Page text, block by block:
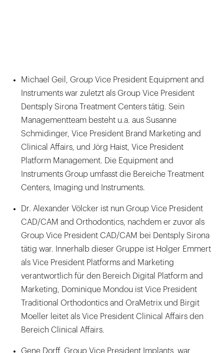
Michael Geil, Group Vice President Equipment and
Instruments war zuletzt als Group Vice President
Dentsply Sirona Treatment Centers tätig. Sein
Managementteam besteht u.a. aus Susanne
Schmidinger, Vice President Brand Marketing and
Clinical Affairs, und Jörg Haist, Vice President
Platform Management. Die Equipment and
Instruments Group umfasst die Bereiche Treatment
Centers, Imaging und Instruments.
Dr. Alexander Völcker ist nun Group Vice President
CAD/CAM and Orthodontics, nachdem er zuvor als
Group Vice President CAD/CAM bei Dentsply Sirona
tätig war. Innerhalb dieser Gruppe ist Holger Emmert
als Vice President Platforms and Marketing
verantwortlich für den Bereich Digital Platform and
Marketing, Dominique Mondou ist Vice President
Traditional Orthodontics and OraMetrix und Birgit
Moeller leitet als Vice President Clinical Affairs den
Bereich Clinical Affairs.
Gene Dorff, Group Vice President Implants, war